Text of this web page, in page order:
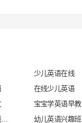
少儿英语在线
在线少儿英语
宝宝学英语早教
幼儿英语兴趣班